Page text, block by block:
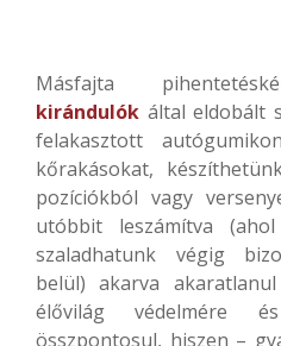
Másfajta
kirándulók által eldobált
felakasztott
kőrakásokat,
pozíciókból vagy
utóbbit leszámítva
szaladhatunk végig
belül) akarva
élővilág védelmére
összpontosul, hiszen –